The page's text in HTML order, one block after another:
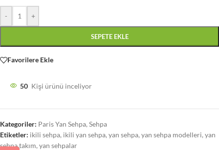
- +
SEPETE EKLE
Favorilere Ekle
50 Kişi ürünü inceliyor
Kategoriler: Paris Yan Sehpa, Sehpa
Etiketler: ikili sehpa, ikili yan sehpa, yan sehpa, yan sehpa modelleri, yan
sehpa takım, yan sehpalar